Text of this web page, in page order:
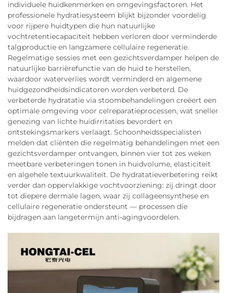
individuele huidkenmerken en omgevingsfactoren. Het
professionele hydratiesysteem blijkt bijzonder voordelig
voor rijpere huidtypen die hun natuurlijke
vochtretentiecapaciteit hebben verloren door verminderde
talgproductie en langzamere cellulaire regeneratie.
Regelmatige sessies met een gezichtsverdamper helpen de
natuurlijke barrièrefunctie van de huid te herstellen,
waardoor waterverlies wordt verminderd en algemene
huidgezondheidsindicatoren worden verbeterd. De
verbeterde hydratatie via stoombehandelingen creëert een
optimale omgeving voor celreparatieprocessen, wat sneller
genezing van lichte huidirritaties bevordert en
ontstekingsmarkers verlaagt. Schoonheidsspecialisten
melden dat cliënten die regelmatig behandelingen met een
gezichtsverdamper ontvangen, binnen vier tot zes weken
meetbare verbeteringen tonen in huidvolume, elasticiteit
en algehele textuurkwaliteit. De hydratatieverbetering reikt
verder dan oppervlakkige vochtvoorziening: zij dringt door
tot diepere dermale lagen, waar zij collageensynthese en
cellulaire regeneratie ondersteunt — processen die
bijdragen aan langetermijn anti-agingvoordelen.